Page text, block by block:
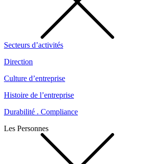
Secteurs d’activités
Direction
Culture d’entreprise
Histoire de l’entreprise
Durabilité . Compliance
Les Personnes